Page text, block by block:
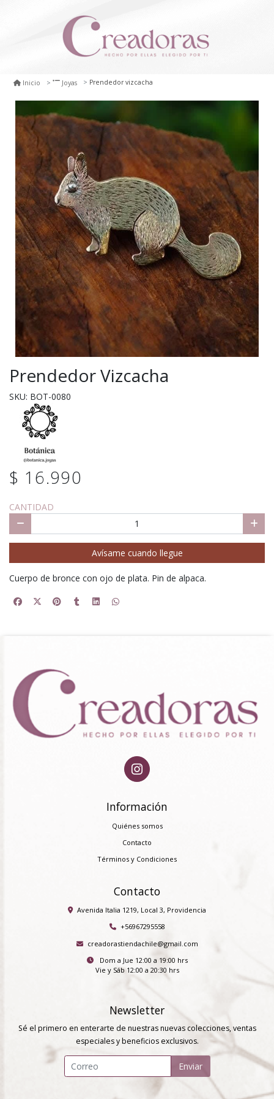
Inicio Joyas Prendedor vizcacha
Prendedor Vizcacha
SKU: BOT-0080
$ 16.990
CANTIDAD
Avísame cuando llegue
Cuerpo de bronce con ojo de plata. Pin de alpaca.
Información
Quiénes somos
Contacto
Términos y Condiciones
Contacto
Avenida Italia 1219, Local 3, Providencia
+56967295558
creadorastiendachile@gmail.com
Dom a Jue 12:00 a 19:00 hrs
Vie y Sáb 12:00 a 20:30 hrs
Newsletter
Sé el primero en enterarte de nuestras nuevas colecciones, ventas
especiales y beneficios exclusivos.
Enviar